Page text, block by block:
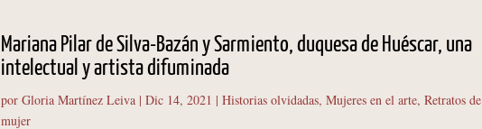
Mariana Pilar de Silva-Bazán y Sarmiento, duquesa de Huéscar, una
intelectual y artista difuminada
por Gloria Martínez Leiva| Dic 14, 2021 | Historias olvidadas, Mujeres en el arte, Retratos de
mujer